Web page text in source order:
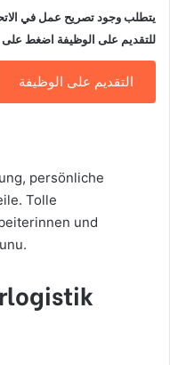
يتطلب وجود تصريح عمل في
للتقديم على الوظيفة اضغط على
التقديم على الوظيفة
persönliche
Tolle
und